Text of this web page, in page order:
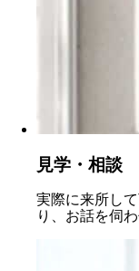
見学・相談
実際に来所し
り、お話を伺